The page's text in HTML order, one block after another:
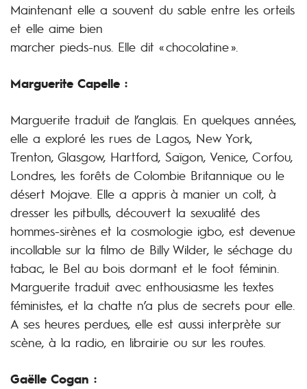
Maintenant elle a souvent du sable entre les orteils
et elle aime bien
marcher pieds-nus. Elle dit « chocolatine ».
Marguerite Capelle :
Marguerite traduit de l’anglais. En quelques années,
elle a exploré les rues de Lagos, New York,
Trenton, Glasgow, Hartford, Saïgon, Venice, Corfou,
Londres, les forêts de Colombie Britannique ou le
désert Mojave. Elle a appris à manier un colt, à
dresser les pitbulls, découvert la sexualité des
hommes-sirènes et la cosmologie igbo, est devenue
incollable sur la filmo de Billy Wilder, le séchage du
tabac, le Bel au bois dormant et le foot féminin.
Marguerite traduit avec enthousiasme les textes
féministes, et la chatte n’a plus de secrets pour elle.
A ses heures perdues, elle est aussi interprète sur
scène, à la radio, en librairie ou sur les routes.
Gaëlle Cogan :